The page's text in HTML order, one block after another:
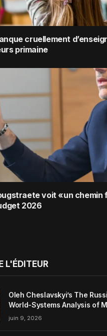
cruellement
primaine
voit «un chemin
2026
L'ÉDITEUR
Oleh Cheslavskyi’s The
World-Systems Analysis of
juin 9, 2026